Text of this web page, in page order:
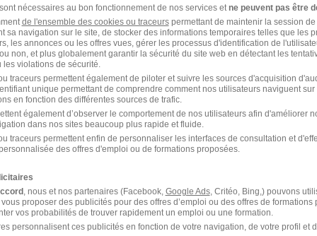
jours
d'Établissement Marchand en
- 59 Alternance 504,10 - 1 867,02 € / mois
jours
nécessaires au bon fonctionnement de nos services et ne peuvent pas être
de l'ensemble des cookies ou traceurspermettant de maintenir la session
sa navigation sur le site, de stocker des informations temporaires telles que les
les annonces ou les offres vues, gérer les processus d'identification de
non, et plus globalement garantir la sécurité du site web en détectant les
violations de sécurité.
traceurs permettent également de piloter et suivre les sources d'acquisition
unique permettant de comprendre comment nos utilisateurs naviguent sur
en fonction des différentes sources de trafic.
également d’observer le comportement de nos utilisateurs afin d'améliorer
dans nos sites beaucoup plus rapide et fluide.
traceurs permettent enfin de personnaliser les interfaces de consultation et
des offres d'emploi ou de formations proposées.
, nous et nos partenaires (Facebook, Google Ads, Critéo, Bing,) pouvons
proposer des publicités pour des offres d’emploi ou des offres de formations
vos probabilités de trouver rapidement un emploi ou une formation.
personnalisent ces publicités en fonction de votre navigation, de votre profil et